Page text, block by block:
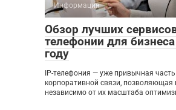
Информация
Обзор лучших
телефонии для
году
IP-телефония — уже привычная часть
корпоративной связи,
независимо от их масштаба